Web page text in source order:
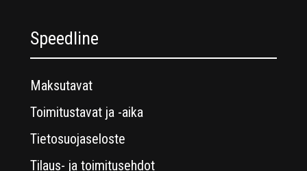
Speedline
Maksutavat
Toimitustavat ja -aika
Tietosuojaseloste
Tilaus- ja toimitusehdot